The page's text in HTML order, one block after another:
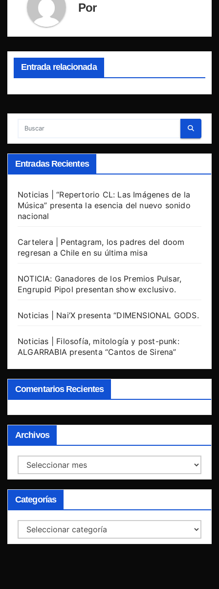
Por
Entrada relacionada
Entradas Recientes
Noticias | “Repertorio CL: Las Imágenes de la
Música” presenta la esencia del nuevo sonido
nacional
Cartelera | Pentagram, los padres del doom
regresan a Chile en su última misa
NOTICIA: Ganadores de los Premios Pulsar,
Engrupid Pipol presentan show exclusivo.
Noticias | Nai’X presenta “DIMENSIONAL GODS.
Noticias | Filosofía, mitología y post-punk:
ALGARRABIA presenta “Cantos de Sirena”
Comentarios Recientes
Archivos
Archivos
Categorías
Categorías